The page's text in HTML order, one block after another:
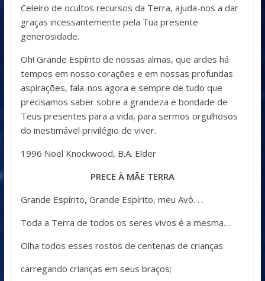
Celeiro de ocultos recursos da Terra, ajuda-nos a dar
graças incessantemente pela Tua presente
generosidade.
Oh! Grande Espírito de nossas almas, que ardes há
tempos em nosso corações e em nossas profundas
aspirações, fala-nos agora e sempre de tudo que
precisamos saber sobre a grandeza e bondade de
Teus presentes para a vida, para sermos orgulhosos
do inestimável privilégio de viver.
1996 Noel Knockwood, B.A. Elder
PRECE À MÃE TERRA
Grande Espírito, Grande Espírito, meu Avô. . .
Toda a Terra de todos os seres vivos é a mesma….
Olha todos esses rostos de centenas de crianças
carregando crianças em seus braços;